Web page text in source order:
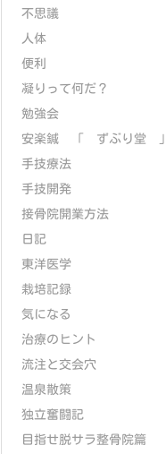
不思議
人体
便利
凝りって何だ？
勉強会
安楽鍼 「 ずぶり堂 」
手技療法
手技開発
接骨院開業方法
日記
東洋医学
栽培記録
気になる
治療のヒント
流注と交会穴
温泉散策
独立奮闘記
目指せ脱サラ整骨院篇